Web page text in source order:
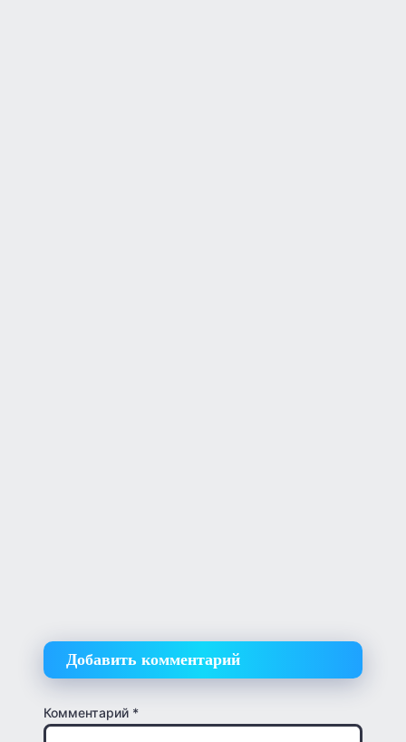
Добавить комментарий
Комментарий *